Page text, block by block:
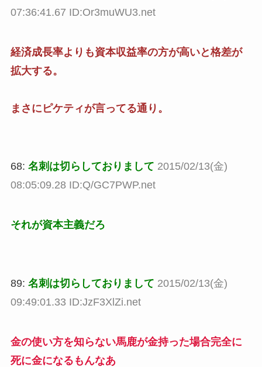
07:36:41.67 ID:Or3muWU3.net
経済成長率よりも資本収益率の方が高いと格差が
拡大する。
まさにピケティが言ってる通り。
68: 名刺は切らしておりまして 2015/02/13(金)
08:05:09.28 ID:Q/GC7PWP.net
それが資本主義だろ
89: 名刺は切らしておりまして 2015/02/13(金)
09:49:01.33 ID:JzF3XlZi.net
金の使い方を知らない馬鹿が金持った場合完全に
死に金になるもんなあ